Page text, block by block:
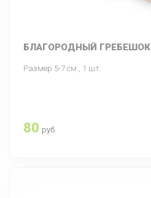
БЛАГОРОДНЫЙ ГРЕБЕШОК
Размер 5-7 см., 1 шт.
80 руб.